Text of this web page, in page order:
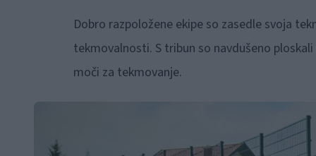
Dobro razpoložene ekipe so zasedle svoja
tekmovalnosti. S tribun so navdušeno
moči za tekmovanje.